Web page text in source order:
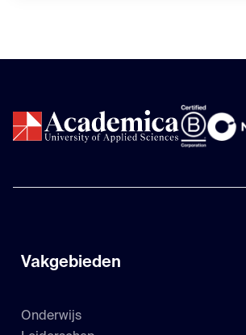
Vakgebieden
Onderwijs